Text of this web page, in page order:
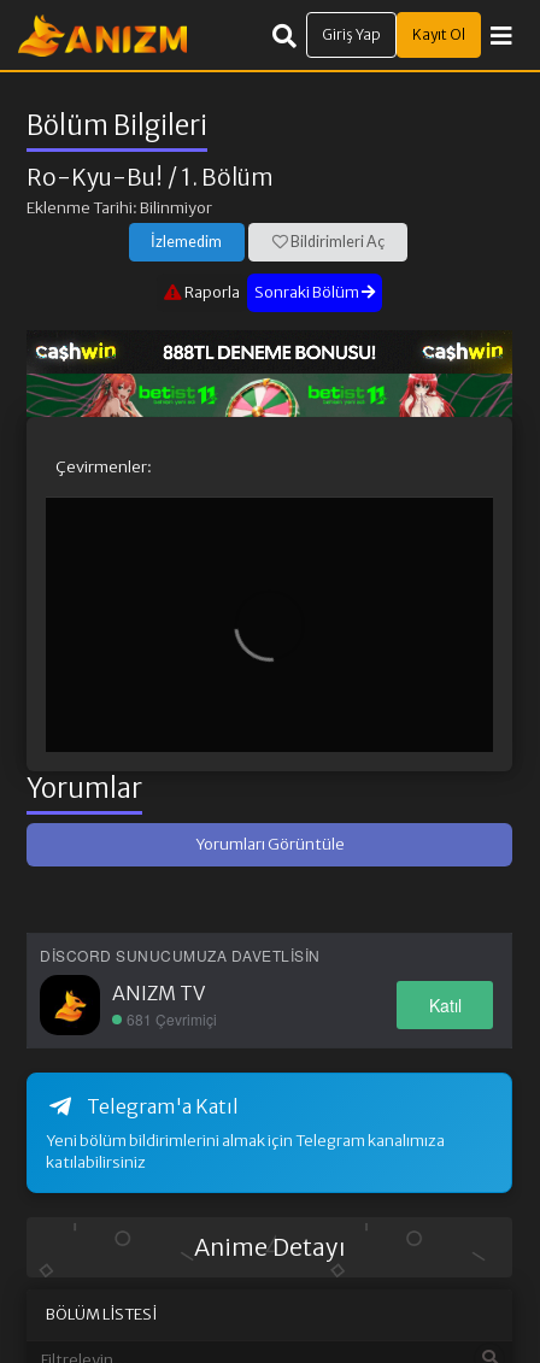
Giriş Yap Kayıt Ol
Bölüm Bilgileri
Ro-Kyu-Bu! / 1. Bölüm
Eklenme Tarihi: Bilinmiyor
İzlemedim Bildirimleri Aç
Raporla Sonraki Bölüm
Çevirmenler:
Yorumlar
Yorumları Görüntüle
DISCORD SUNUCUMUZA DAVETLISIN
ANIZM TV
681 Çevrimiçi
Katıl
Telegram'a Katıl
Yeni bölüm bildirimlerini almak için Telegram kanalımıza
katılabilirsiniz
Anime Detayı
BÖLÜM LISTESI